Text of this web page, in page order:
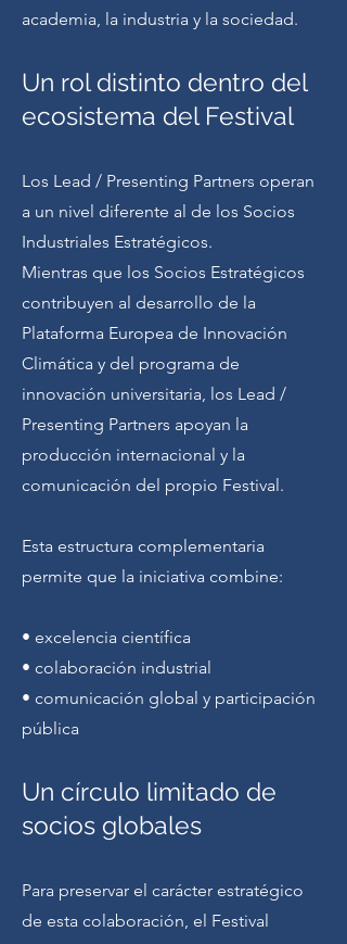
academia, la industria y la sociedad.
Un rol distinto dentro del
ecosistema del Festival
Los Lead / Presenting Partners operan
a un nivel diferente al de los Socios
Industriales Estratégicos.
Mientras que los Socios Estratégicos
contribuyen al desarrollo de la
Plataforma Europea de Innovación
Climática y del programa de
innovación universitaria, los Lead /
Presenting Partners apoyan la
producción internacional y la
comunicación del propio Festival.
Esta estructura complementaria
permite que la iniciativa combine:
• excelencia científica
• colaboración industrial
• comunicación global y participación
pública
Un círculo limitado de
socios globales
Para preservar el carácter estratégico
de esta colaboración, el Festival